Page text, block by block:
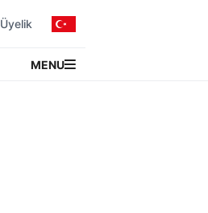
Üyelik
MENU